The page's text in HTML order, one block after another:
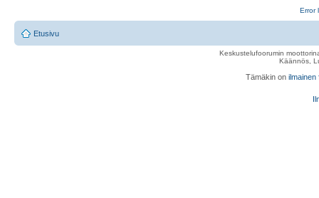
Error
Etusivu
Keskustelufoorumin
Käännös,
Tämäkin on ilmainen